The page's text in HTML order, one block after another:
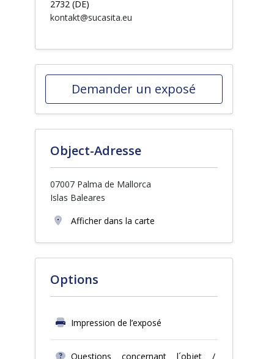
2732 (DE)
kontakt@sucasita.eu
Demander un exposé
Object-Adresse
07007 Palma de Mallorca
Islas Baleares
Afficher dans la carte
Options
Impression de l’exposé
Questions concernant l´objet /